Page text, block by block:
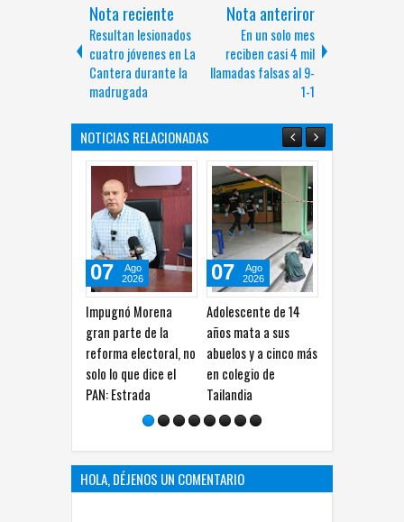
Nota reciente
Resultan lesionados
cuatro jóvenes en La
Cantera durante la
madrugada
Nota anteriror
En un solo mes
reciben casi 4 mil
llamadas falsas al 9-
1-1
NOTICIAS RELACIONADAS
Impugnó Morena
gran parte de la
reforma electoral, no
solo lo que dice el
PAN: Estrada
Ago
2026
Adolescente de 14
años mata a sus
abuelos y a cinco más
en colegio de
07
Ago
2026
México supera su
marca en los Juegos
Centroamericanos y
07
HOLA, DÉJENOS UN COMENTARIO